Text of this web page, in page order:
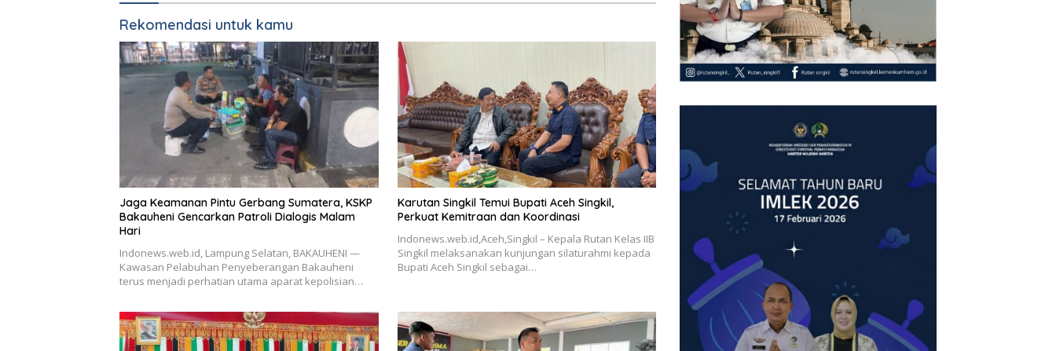
Rekomendasi untuk kamu
Jaga Keamanan Pintu Gerbang Sumatera, KSKP
Bakauheni Gencarkan Patroli Dialogis Malam
Hari
Indonews.web.id, Lampung Selatan, BAKAUHENI —
Kawasan Pelabuhan Penyeberangan Bakauheni
terus menjadi perhatian utama aparat kepolisian…
Karutan Singkil Temui Bupati Aceh Singkil,
Perkuat Kemitraan dan Koordinasi
Indonews.web.id,Aceh,Singkil – Kepala Rutan Kelas IIB
Singkil melaksanakan kunjungan silaturahmi kepada
Bupati Aceh Singkil sebagai…